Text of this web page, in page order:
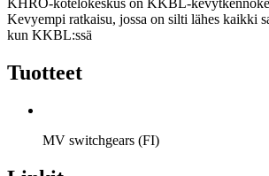
KHRO-kotelokeskus on KKBL-
Kevyempi ratkaisu, jossa on silti lähes kaikki
kun KKBL:ssä
Tuotteet
MV switchgears (FI)